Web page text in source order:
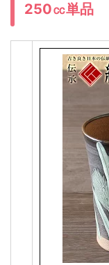
250㏄単品